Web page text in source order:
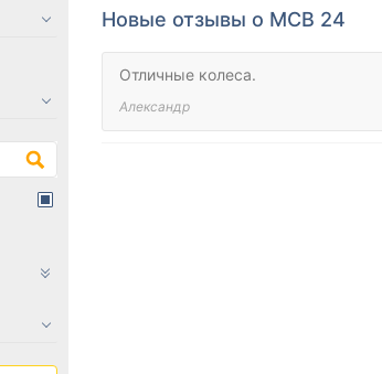
Новые отзывы о МСВ 24
Отличные колеса.
Александр